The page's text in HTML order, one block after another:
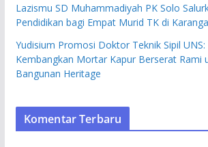
Lazismu SD Muhammadiyah PK Solo
Pendidikan bagi Empat Murid TK di
Yudisium Promosi Doktor Teknik Sipil UNS:
Kembangkan Mortar Kapur Berserat Rami
Bangunan Heritage
Komentar Terbaru